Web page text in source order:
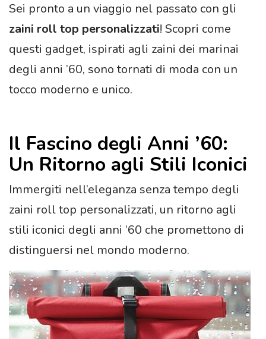
Sei pronto a un viaggio nel passato con gli
zaini roll top personalizzati! Scopri come
questi gadget, ispirati agli zaini dei marinai
degli anni ’60, sono tornati di moda con un
tocco moderno e unico.
Il Fascino degli Anni ’60:
Un Ritorno agli Stili Iconici
Immergiti nell’eleganza senza tempo degli
zaini roll top personalizzati, un ritorno agli
stili iconici degli anni ’60 che promettono di
distinguersi nel mondo moderno.